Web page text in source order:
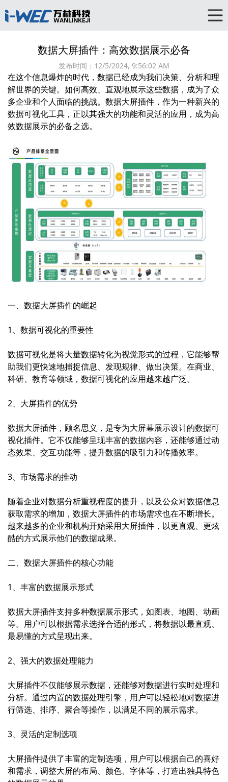
数据大屏插件：高效数据展示必备
发布时间： 12/5/2024, 9:56:02 AM
在这个信息爆炸的时代，数据已经成为我们决策、分析和理
解世界的关键。如何高效、直观地展示这些数据，成为了众
多企业和个人面临的挑战。 数据大屏插件，作为一种新兴的
数据可视化工具，正以其强大的功能和灵活的应用，成为高
效数据展示的必备之选。
一、数据大屏插件的崛起
1、数据可视化的重要性
数据可视化是将大量数据转化为视觉形式的过程，它能够帮
助我们更快速地捕捉信息、发现规律、做出决策。在商业、
科研、教育等领域，数据可视化的应用越来越广泛。
2、大屏插件的优势
数据大屏插件，顾名思义，是专为大屏幕展示设计的数据可
视化插件。它不仅能够呈现丰富的数据内容，还能够通过动
态效果、交互功能等，提升数据的吸引力和传播效率。
3、市场需求的推动
随着企业对数据分析重视程度的提升，以及公众对数据信息
获取需求的增加，数据大屏插件的市场需求也在不断增长。
越来越多的企业和机构开始采用大屏插件，以更直观、更炫
酷的方式展示他们的数据成果。
二、数据大屏插件的核心功能
1、丰富的数据展示形式
数据大屏插件支持多种数据展示形式，如图表、地图、动画
等。用户可以根据需求选择合适的形式，将数据以最直观、
最易懂的方式呈现出来。
2、强大的数据处理能力
大屏插件不仅能够展示数据，还能够对数据进行实时处理和
分析。通过内置的数据处理引擎，用户可以轻松地对数据进
行筛选、排序、聚合等操作，以满足不同的展示需求。
3、灵活的定制选项
大屏插件提供了丰富的定制选项，用户可以根据自己的喜好
和需求，调整大屏的布局、颜色、字体等，打造出独具特色